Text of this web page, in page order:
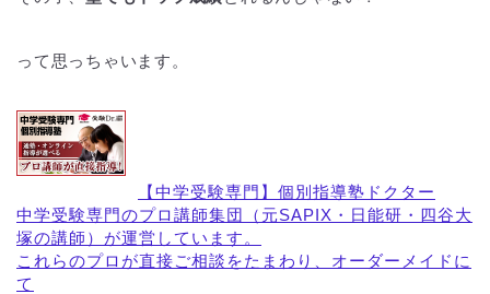
って思っちゃいます。
【中学受験専門】個別指導塾ドクター
中学受験専門のプロ講師集団（元SAPIX・日能研・四谷大
塚の講師）が運営しています。
これらのプロが直接ご相談をたまわり、オーダーメイドに
て